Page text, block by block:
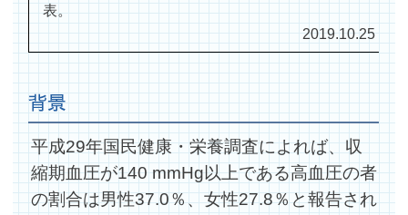
表。
2019.10.25
背景
平成29年国民健康・栄養調査によれば、収
縮期血圧が140 mmHg以上である高血圧の者
の割合は男性37.0％、女性27.8％と報告され